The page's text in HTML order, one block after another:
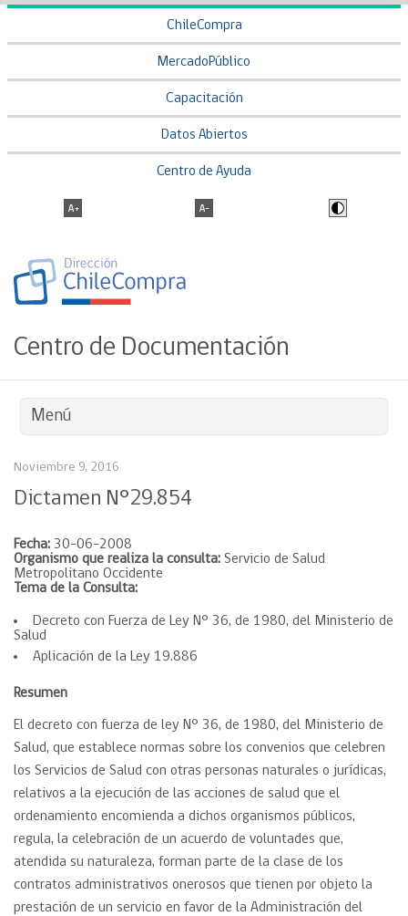
ChileCompra
MercadoPúblico
Capacitación
Datos Abiertos
Centro de Ayuda
Centro de Documentación
Menú
Noviembre 9, 2016
Dictamen N°29.854
Fecha: 30-06-2008
Organismo que realiza la consulta: Servicio de Salud
Metropolitano Occidente
Tema de la Consulta:
Decreto con Fuerza de Ley N° 36, de 1980, del Ministerio de
Salud
Aplicación de la Ley 19.886
Resumen
El decreto con fuerza de ley N° 36, de 1980, del Ministerio de
Salud, que establece normas sobre los convenios que celebren
los Servicios de Salud con otras personas naturales o jurídicas,
relativos a la ejecución de las acciones de salud que el
ordenamiento encomienda a dichos organismos públicos,
regula, la celebración de un acuerdo de voluntades que,
atendida su naturaleza, forman parte de la clase de los
contratos administrativos onerosos que tienen por objeto la
prestación de un servicio en favor de la Administración del